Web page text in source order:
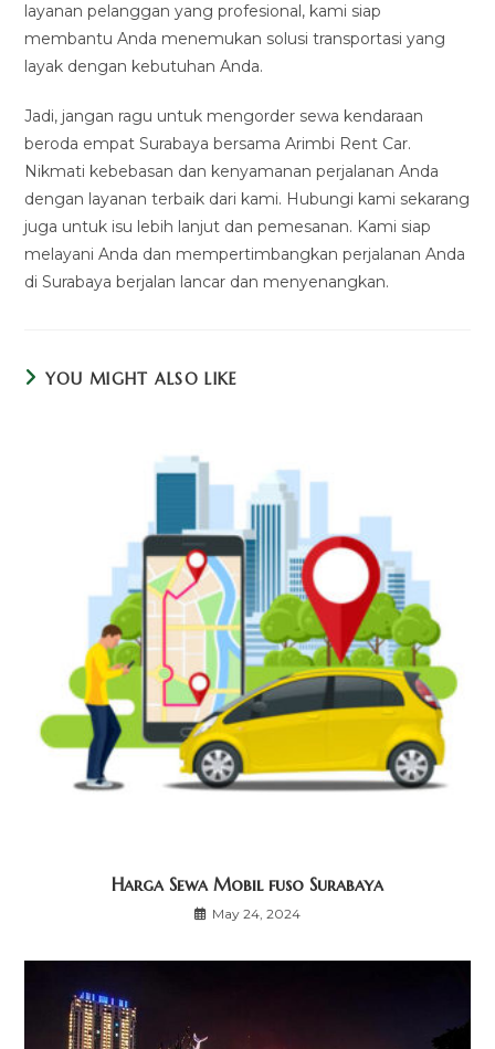
layanan pelanggan yang profesional, kami siap
membantu Anda menemukan solusi transportasi yang
layak dengan kebutuhan Anda.
Jadi, jangan ragu untuk mengorder sewa kendaraan
beroda empat Surabaya bersama Arimbi Rent Car.
Nikmati kebebasan dan kenyamanan perjalanan Anda
dengan layanan terbaik dari kami. Hubungi kami sekarang
juga untuk isu lebih lanjut dan pemesanan. Kami siap
melayani Anda dan mempertimbangkan perjalanan Anda
di Surabaya berjalan lancar dan menyenangkan.
YOU MIGHT ALSO LIKE
Harga Sewa Mobil fuso Surabaya
May 24, 2024